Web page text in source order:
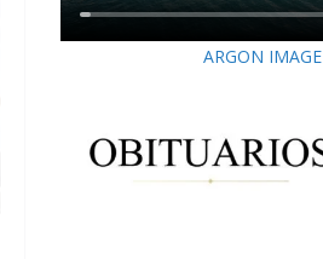
ARGON IMAGE